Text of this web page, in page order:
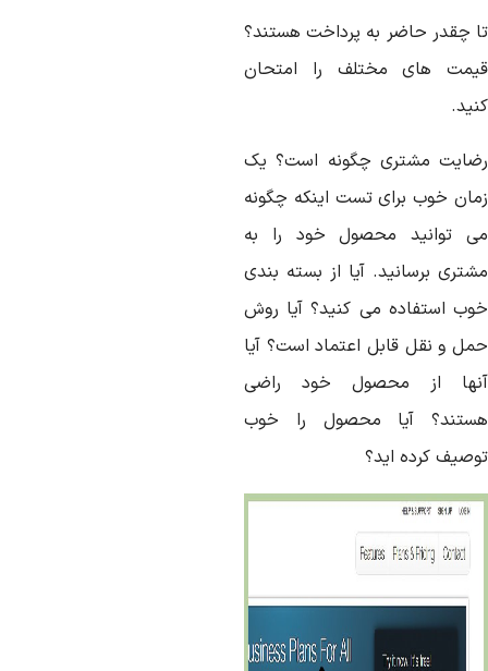
چقدر حاضر به پرداخت هستند؟
های مختلف را امتحان
مشتری چگونه است؟ یک
خوب برای تست اینکه چگونه
توانید محصول خود را به
برسانید. آیا از بسته بندی
استفاده می کنید؟ آیا روش
و نقل قابل اعتماد است؟ آیا
از محصول خود راضی
آیا محصول را خوب
کرده اید؟